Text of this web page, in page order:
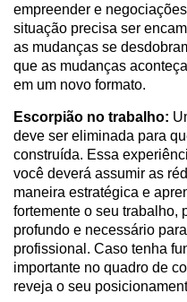
empreender e
situação precisa ser
as mudanças se
que as mudanças
em um novo formato.
Escorpião no trabalho:
deve ser eliminada para
construída. Essa
você deverá assumir as
maneira estratégica e
fortemente o seu trabalho,
profundo e necessário
profissional. Caso tenha
importante no quadro de
reveja o seu